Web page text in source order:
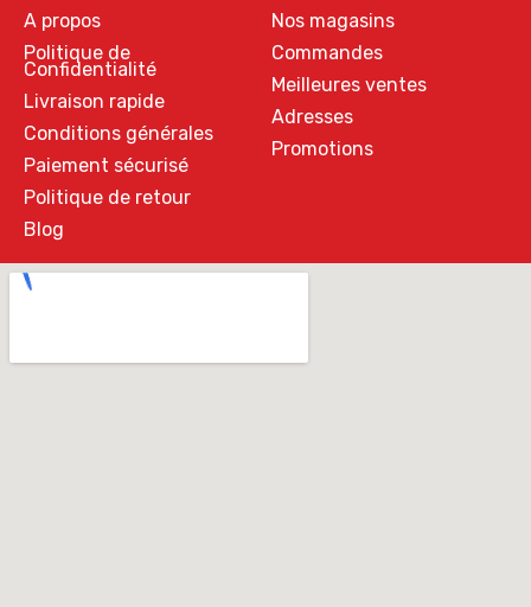
A propos
Politique de
Confidentialité
Livraison rapide
Conditions générales
Paiement sécurisé
Politique de retour
Blog
Nos magasins
Commandes
Meilleures ventes
Adresses
Promotions